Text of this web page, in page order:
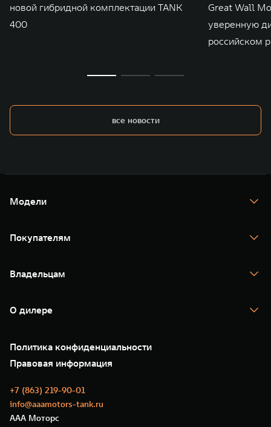
новой гибридной комплектации TANK
400
Great Wall
уверенную
российском
все новости
Модели
TANK 400
TANK 500
Покупателям
Тест-драйв
TANK Финансы
Корпоративным клиентам
Зарядные станции
Владельцам
Помощь на дороге
Новые цифровые сервисы TANK
Сервис
Нулевое ТО
Моторные масла
О дилере
35 лет GWM
GWM ТЕХ ДЕНЬ
Новости
Политика конфиденциальности
Правовая информация
+7 (863) 219-90-01
info@aaamotors-tank.ru
ААА Моторс